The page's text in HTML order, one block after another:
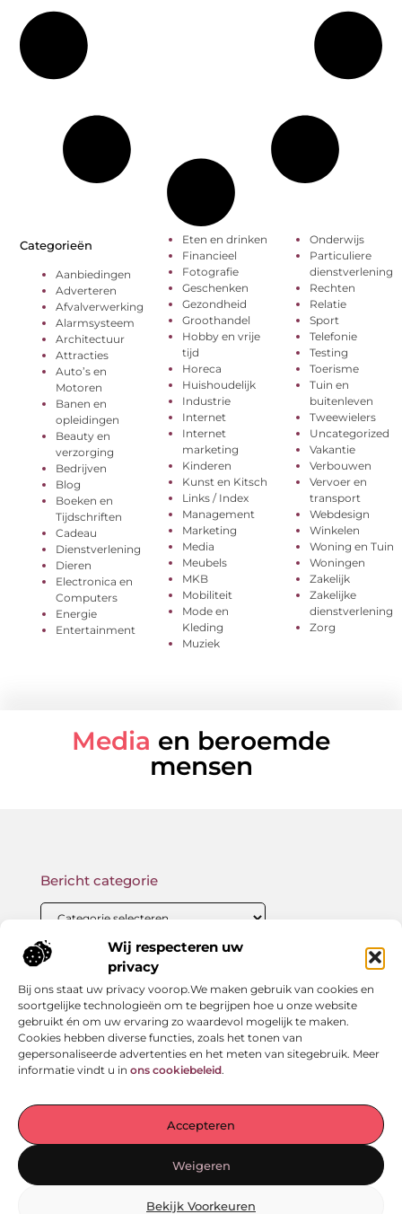
Wij respecteren uw
privacy
Bij ons staat uw privacy voorop.We maken gebruik van cookies en
soortgelijke technologieën om te begrijpen hoe u onze website
gebruikt én om uw ervaring zo waardevol mogelijk te maken.
Cookies hebben diverse functies, zoals het tonen van
gepersonaliseerde advertenties en het meten van sitegebruik. Meer
informatie vindt u in ons cookiebeleid.
Accepteren
Weigeren
Bekijk Voorkeuren
Categorieën
Aanbiedingen
Adverteren
Afvalverwerking
Alarmsysteem
Architectuur
Attracties
Auto’s en
Motoren
Banen en
opleidingen
Beauty en
verzorging
Bedrijven
Blog
Boeken en
Tijdschriften
Cadeau
Dienstverlening
Dieren
Electronica en
Computers
Energie
Entertainment
Eten en drinken
Financieel
Fotografie
Geschenken
Gezondheid
Groothandel
Hobby en vrije
tijd
Horeca
Huishoudelijk
Industrie
Internet
Internet
marketing
Kinderen
Kunst en Kitsch
Links / Index
Management
Marketing
Media
Meubels
MKB
Mobiliteit
Mode en
Kleding
Muziek
Onderwijs
Particuliere
dienstverlening
Rechten
Relatie
Sport
Telefonie
Testing
Toerisme
Tuin en
buitenleven
Tweewielers
Uncategorized
Vakantie
Verbouwen
Vervoer en
transport
Webdesign
Winkelen
Woning en Tuin
Woningen
Zakelijk
Zakelijke
dienstverlening
Zorg
Media en beroemde
mensen
praktische adviezen en waardevolle kennis. Alles
overzichtelijk gebundeld op één plek. Begin vandaag nog
met ontdekken!
Onze informatie
Bericht categorie